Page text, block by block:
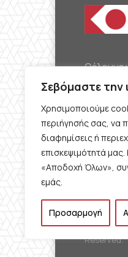
Σεβόμαστε την
Χρησιμοποιούμε
περιήγησής σας, να
διαφημίσεις ή
επισκεψιμότητά μας.
«Αποδοχή Όλων»,
εμάς.
Προσαρμογή
Θέλουμε
την
Θέλουμε
Reserved.